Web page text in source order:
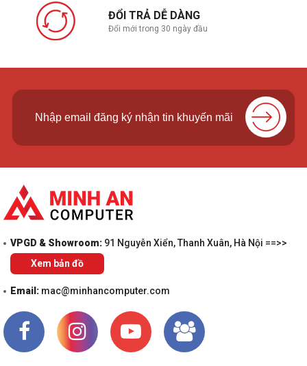
ĐỔI TRẢ DỄ DÀNG
Đổi mới trong 30 ngày đầu
VPGD & Showroom: 91 Nguyễn Xiển, Thanh Xuân, Hà Nội ==>>
Xem bản đồ
Email: mac@minhancomputer.com